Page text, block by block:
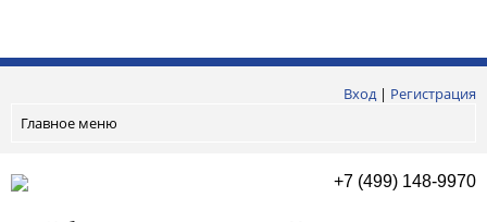
Вход| Регистрация
Главное меню
+7 (499) 148-9970